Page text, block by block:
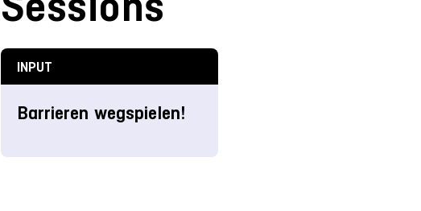
INPUT
Barrieren wegspielen!